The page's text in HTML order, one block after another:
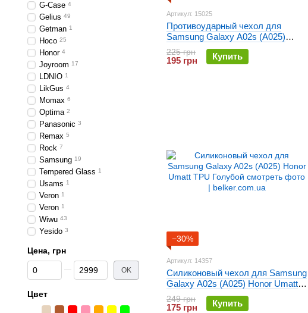
Артикул: 15025
Противоударный чехол для
Samsung Galaxy A02s (A025)
LikGus Красный
225 грн
195 грн Купить
−30%
Артикул: 14357
Силиконовый чехол для Samsung
Galaxy A02s (A025) Honor Umatt
TPU Голубой
249 грн
175 грн Купить
G-Case 4
Gelius 49
Getman 1
Hoco 25
Honor 4
Joyroom 17
LDNIO 1
LikGus 4
Momax 6
Optima 2
Panasonic 3
Remax 5
Rock 7
Samsung 19
Tempered Glass 1
Usams 1
Veron 1
Veron 1
Wiwu 43
Yesido 3
Цена, грн
От Цена, грн
До Цена, грн OK
Цвет